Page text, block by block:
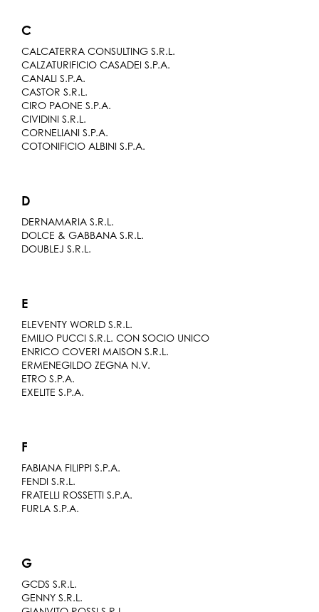
C
CALCATERRA CONSULTING S.R.L.
CALZATURIFICIO CASADEI S.P.A.
CANALI S.P.A.
CASTOR S.R.L.
CIRO PAONE S.P.A.
CIVIDINI S.R.L.
CORNELIANI S.P.A.
COTONIFICIO ALBINI S.P.A.
D
DERNAMARIA S.R.L.
DOLCE & GABBANA S.R.L.
DOUBLEJ S.R.L.
E
ELEVENTY WORLD S.R.L.
EMILIO PUCCI S.R.L. CON SOCIO UNICO
ENRICO COVERI MAISON S.R.L.
ERMENEGILDO ZEGNA N.V.
ETRO S.P.A.
EXELITE S.P.A.
F
FABIANA FILIPPI S.P.A.
FENDI S.R.L.
FRATELLI ROSSETTI S.P.A.
FURLA S.P.A.
G
GCDS S.R.L.
GENNY S.R.L.